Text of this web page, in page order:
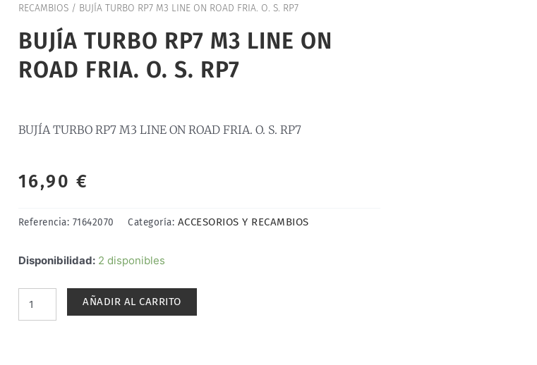
RECAMBIOS/ BUJÍA TURBO RP7 M3 LINE ON ROAD FRIA. O. S. RP7
BUJÍA TURBO RP7 M3 LINE ON
ROAD FRIA. O. S. RP7
BUJÍA TURBO RP7 M3 LINE ON ROAD FRIA. O. S. RP7
16,90 €
Referencia: 71642070 Categoría: ACCESORIOS Y RECAMBIOS
Disponibilidad: 2 disponibles
BUJÍA
M3
AÑADIR AL CARRITO